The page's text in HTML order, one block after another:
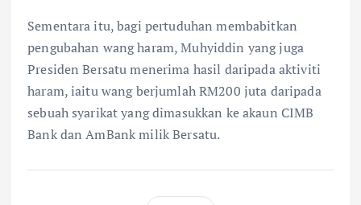
Sementara itu, bagi pertuduhan membabitkan
peng­ubahan wang haram, Muh­yiddin yang juga
Presiden Bersatu menerima hasil daripada aktiviti
haram, iaitu wang berjumlah RM200 juta daripada
sebuah syarikat yang dimasukkan ke akaun CIMB
Bank dan AmBank milik Bersatu.